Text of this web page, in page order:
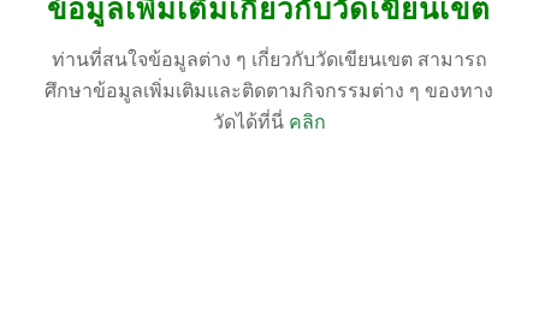
ข้อมูลเพิ่มเติมเกี่ยวกับวัดเขียนเขต
ท่านที่สนใจข้อมูลต่าง ๆ เกี่ยวกับวัดเขียนเขต สามารถ
ศึกษาข้อมูลเพิ่มเติมและติดตามกิจกรรมต่าง ๆ ของทาง
วัดได้ที่นี่ คลิก